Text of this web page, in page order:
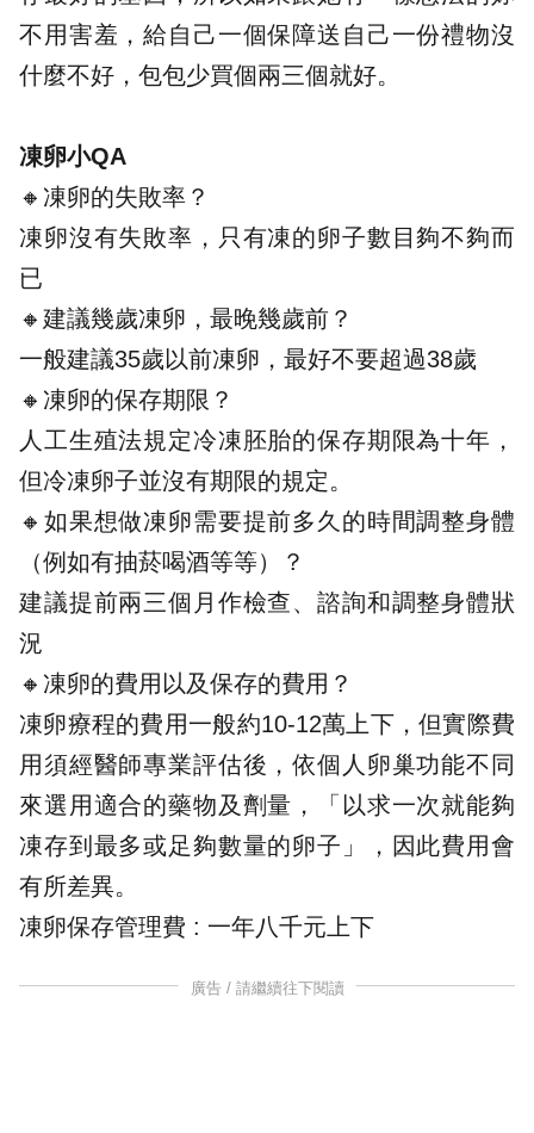
不用害羞，給自己一個保障送自己一份禮物沒
什麼不好，包包少買個兩三個就好。
凍卵小QA
🔸凍卵的失敗率？
凍卵沒有失敗率，只有凍的卵子數目夠不夠而
已
🔸建議幾歲凍卵，最晚幾歲前？
一般建議35歲以前凍卵，最好不要超過38歲
🔸凍卵的保存期限？
人工生殖法規定冷凍胚胎的保存期限為十年，
但冷凍卵子並沒有期限的規定。
🔸如果想做凍卵需要提前多久的時間調整身體
（例如有抽菸喝酒等等）？
建議提前兩三個月作檢查、諮詢和調整身體狀
況
🔸凍卵的費用以及保存的費用？
凍卵療程的費用一般約10-12萬上下，但實際費
用須經醫師專業評估後，依個人卵巢功能不同
來選用適合的藥物及劑量，「以求一次就能夠
凍存到最多或足夠數量的卵子」，因此費用會
有所差異。
凍卵保存管理費 : 一年八千元上下
廣告 / 請繼續往下閱讀